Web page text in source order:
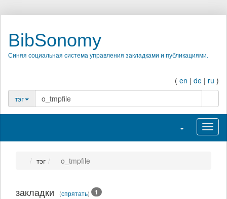
BibSonomy
Синяя социальная система управления закладками и публикациями.
( en | de | ru )
тэг
Переключить
тэг o_tmpfile
закладки (спрятать) 1